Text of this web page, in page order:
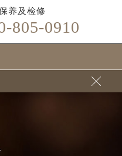
养及检修
805-0910
